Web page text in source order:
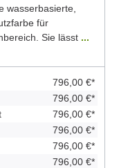
wasserbasierte,
für
Sie lässt ...
796,00 €*
796,00 €*
796,00 €*
796,00 €*
796,00 €*
796,00 €*